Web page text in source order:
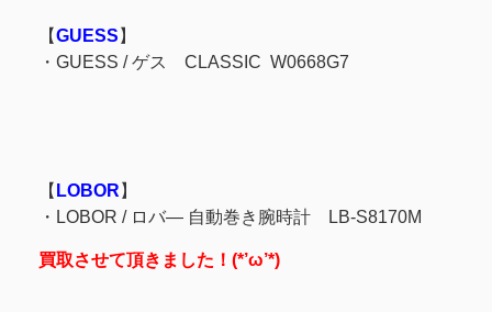
【GUESS 】
・GUESS / ゲス CLASSIC W0668G7
【 LOBOR 】
・LOBOR / ロバ― 自動巻き腕時計 LB-S8170M
買取させて頂きました！(*’ω’*)